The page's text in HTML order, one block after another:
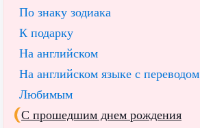
По знаку зодиака
К подарку
На английском
На английском языке с переводом
Любимым
С прошедшим днем рождения